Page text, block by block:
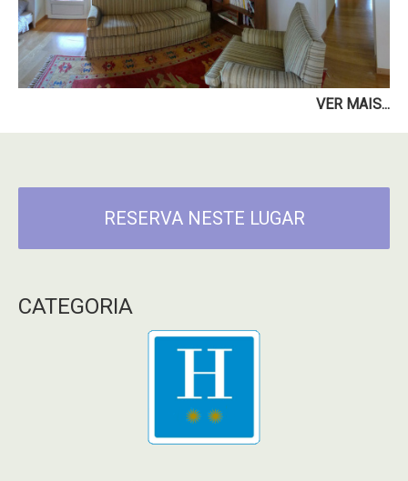
VER MAIS...
RESERVA NESTE LUGAR
CATEGORIA